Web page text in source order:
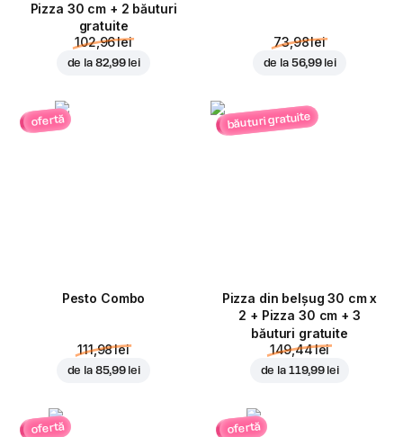
Pizza 30 cm + 2 băuturi
gratuite
102,96 lei
de la 82,99 lei
73,98 lei
de la 56,99 lei
ofertă
Pesto Combo
111,98 lei
de la 85,99 lei
băuturi gratuite
Pizza din belșug 30 cm x
2 + Pizza 30 cm + 3
băuturi gratuite
149,44 lei
de la 119,99 lei
ofertă ofertă